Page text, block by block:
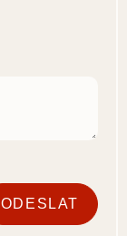
ODESLAT